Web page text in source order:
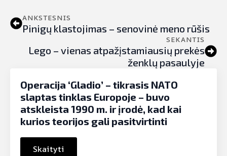
ANKSTESNIS
Pinigų klastojimas – senovinė meno rūšis
SEKANTIS
Lego – vienas atpažįstamiausių prekės
ženklų pasaulyje
Operacija ‘Gladio’ – tikrasis NATO
slaptas tinklas Europoje – buvo
atskleista 1990 m. ir įrodė, kad kai
kurios teorijos gali pasitvirtinti
Skaityti